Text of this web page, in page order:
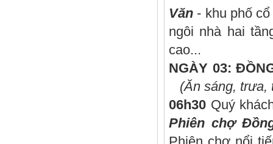
Văn - khu phố
ngôi nhà hai
cao...
NGÀY 03:
(Ăn sáng, trưa,
06h30 Quý
Phiên chợ